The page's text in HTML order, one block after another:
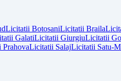
Licitatii BotosaniLicitatii Braila
GalatiLicitatii GiurgiuLicitatii
PrahovaLicitatii SalajLicitatii Satu-